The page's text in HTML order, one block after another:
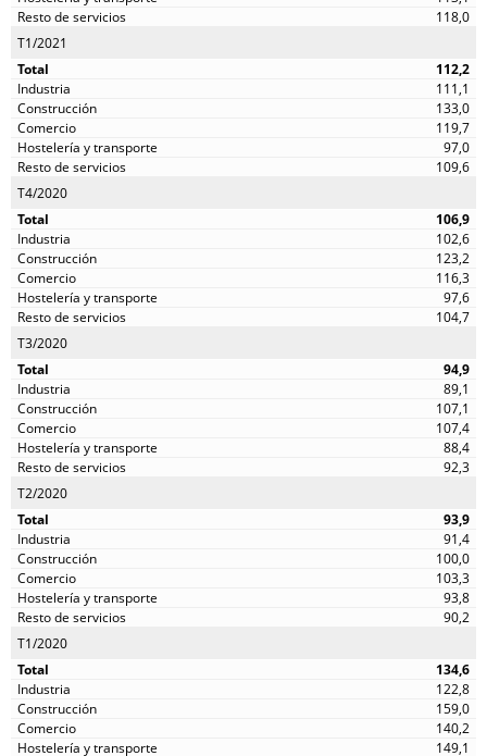
118,0
T1/2021
112,2
111,1
133,0
119,7
97,0
109,6
T4/2020
106,9
102,6
123,2
116,3
97,6
104,7
T3/2020
94,9
89,1
107,1
107,4
88,4
92,3
T2/2020
93,9
91,4
100,0
103,3
93,8
90,2
T1/2020
134,6
122,8
159,0
140,2
149,1